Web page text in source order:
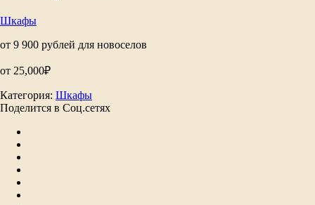
Шкафы
от 9 900 рублей для новоселов
от 25,000₽
Категория: Шкафы
Поделится в Соц.сетях